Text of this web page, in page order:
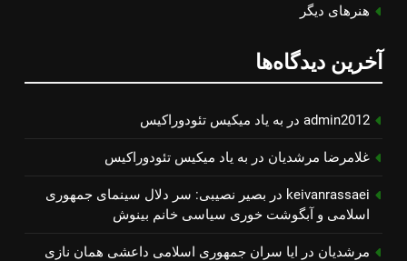
هنرهای دیگر
آخرین دیدگاه‌ها
admin2012 در به یاد میكیس تئودوراكیس
غلامرضا مرشدیان در به یاد میكیس تئودوراكیس
keivanrassaei در بصیر نصیبی: سر دلال سینمای جمهوری
اسلامی و آبگوشت خوری سیاسی خانم بینوش
مرشدیان در ایا سران جمهوری اسلامی داعشی همان نازی